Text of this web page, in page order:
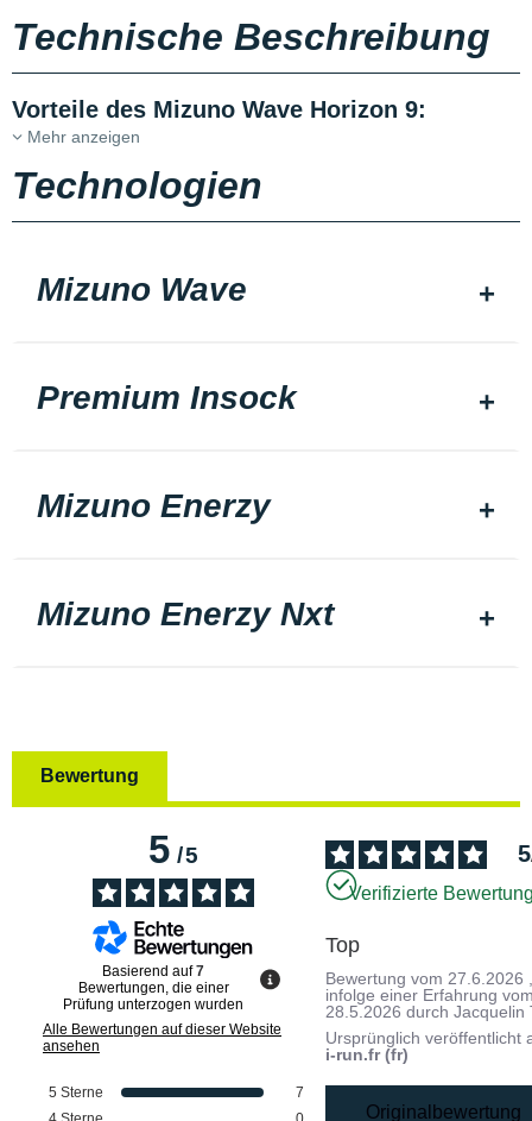
Technische Beschreibung
Vorteile des Mizuno Wave Horizon 9:
Mehr anzeigen
Technologien
Mizuno Wave
Premium Insock
Mizuno Enerzy
Mizuno Enerzy Nxt
Bewertung
5/5
Basierend auf7
Bewertungen, die einer
Prüfung unterzogen wurden
Alle Bewertungen auf dieser Website
ansehen
5 Sterne
7
5
Verifizierte
Top
Bewertung vom 27.6.2026
infolge einer Erfahrung
28.5.2026 durchJacquelin
Ursprünglich veröffentlicht
i-run.fr (fr)
Originalbewertung